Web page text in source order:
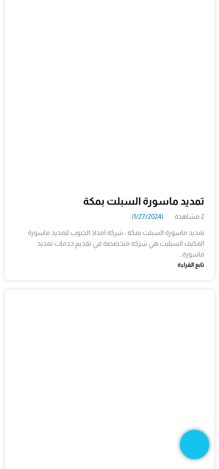
تمديد ماسورة السبلت بمكة
2 مشاهدة (1/27/2024)
تمديد ماسورة السبلت بمكة ، شركة امداد الجنوب لتمديد ماسورة
المكيف السبليت هي شركة متخصصة في تقديم خدمات تمديد
ماسورة…
تابع القراءة